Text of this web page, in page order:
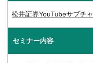
松井証券YouTubeサブチ
セミナー内容